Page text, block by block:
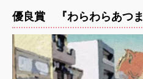
優良賞 『わらわらあつま